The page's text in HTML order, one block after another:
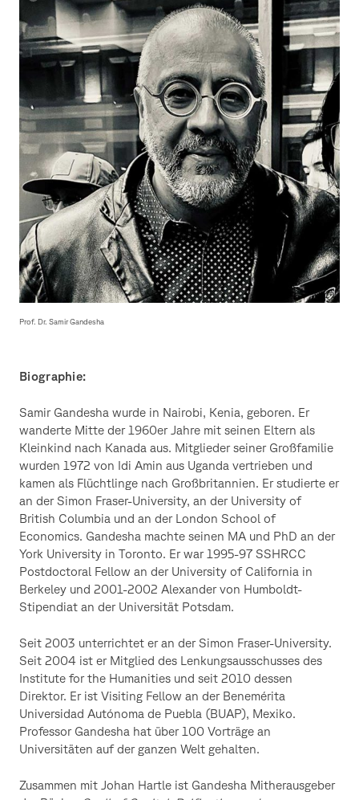
gandesha
Prof. Dr. Samir Gandesha
Biographie:
Samir Gandesha wurde in Nairobi, Kenia, geboren. Er
wanderte Mitte der 1960er Jahre mit seinen Eltern als
Kleinkind nach Kanada aus. Mitglieder seiner Großfamilie
wurden 1972 von Idi Amin aus Uganda vertrieben und
kamen als Flüchtlinge nach Großbritannien. Er studierte er
an der Simon Fraser-University, an der University of
British Columbia und an der London School of
Economics. Gandesha machte seinen MA und PhD an der
York University in Toronto. Er war 1995-97 SSHRCC
Postdoctoral Fellow an der University of California in
Berkeley und 2001-2002 Alexander von Humboldt-
Stipendiat an der Universität Potsdam.
Seit 2003 unterrichtet er an der Simon Fraser-University.
Seit 2004 ist er Mitglied des Lenkungsausschusses des
Institute for the Humanities und seit 2010 dessen
Direktor. Er ist Visiting Fellow an der Benemérita
Universidad Autónoma de Puebla (BUAP), Mexiko.
Professor Gandesha hat über 100 Vorträge an
Universitäten auf der ganzen Welt gehalten.
Zusammen mit Johan Hartle ist Gandesha Mitherausgeber